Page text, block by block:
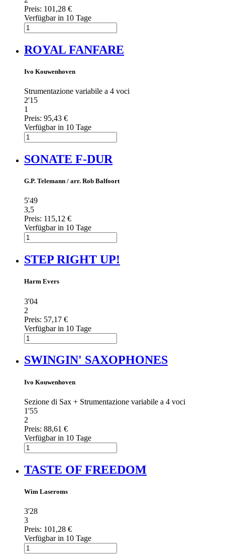
Preis: 101,28 €
Verfügbar in 10 Tage
ROYAL FANFARE
Ivo Kouwenhoven
Strumentazione variabile a 4 voci
2'15
1
Preis: 95,43 €
Verfügbar in 10 Tage
SONATE F-DUR
G.P. Telemann / arr. Rob Balfoort
5'49
3,5
Preis: 115,12 €
Verfügbar in 10 Tage
STEP RIGHT UP!
Harm Evers
3'04
2
Preis: 57,17 €
Verfügbar in 10 Tage
SWINGIN' SAXOPHONES
Ivo Kouwenhoven
Sezione di Sax + Strumentazione variabile a 4 voci
1'55
2
Preis: 88,61 €
Verfügbar in 10 Tage
TASTE OF FREEDOM
Wim Laseroms
3'28
3
Preis: 101,28 €
Verfügbar in 10 Tage